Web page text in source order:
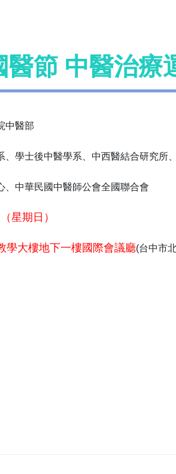
醫節 中醫治療
中醫部
學士後中醫學系、中西醫結合研究所
、中華民國中醫師公會全國聯合會
星期日）
學大樓地下一樓國際會議廳(台中市